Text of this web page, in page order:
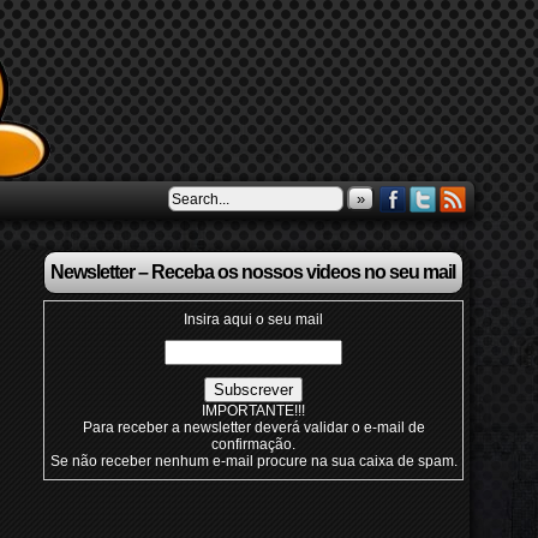
»
Newsletter – Receba os nossos videos no seu mail
Insira aqui o seu mail
IMPORTANTE!!!
Para receber a newsletter deverá validar o e-mail de
confirmação.
Se não receber nenhum e-mail procure na sua caixa de spam.